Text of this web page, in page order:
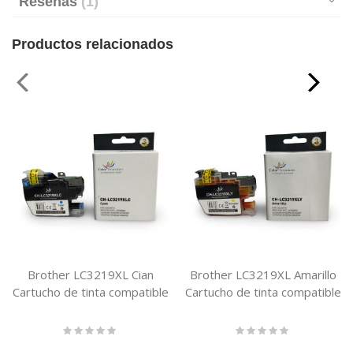
Productos relacionados
Brother LC3219XL Cian
Cartucho de tinta compatible
Rating:
Brother LC3219XL Amarillo
Cartucho de tinta compatible
Rating: